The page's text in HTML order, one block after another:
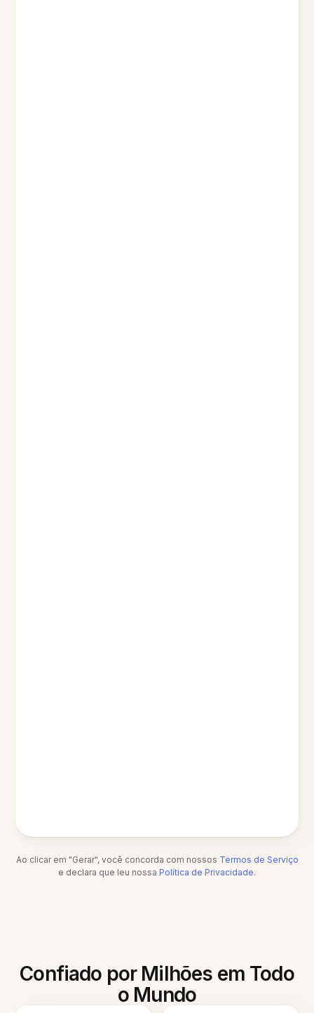
Ao clicar em "Gerar", você concorda com nossos Termos de Serviço
e declara que leu nossa Política de Privacidade.
Confiado por Milhões em Todo
o Mundo